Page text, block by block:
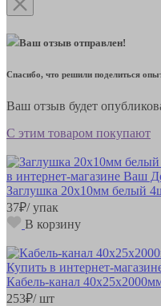
Ваш отзыв отправлен!
Спасибо, что решили поделиться
Ваш отзыв будет
С этим товаром покупают
Заглушка 20х10мм белый
37₽/ упак
В корзину
Кабель-канал
253₽/ шт